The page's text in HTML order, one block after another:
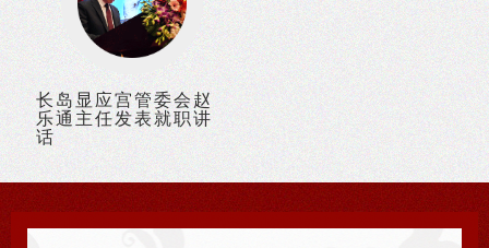
1993年全国政协副主席洪学智参观显应宫
长岛显应宫管委会赵
乐通主任发表就职讲
话